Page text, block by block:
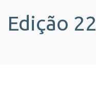
Edição 22